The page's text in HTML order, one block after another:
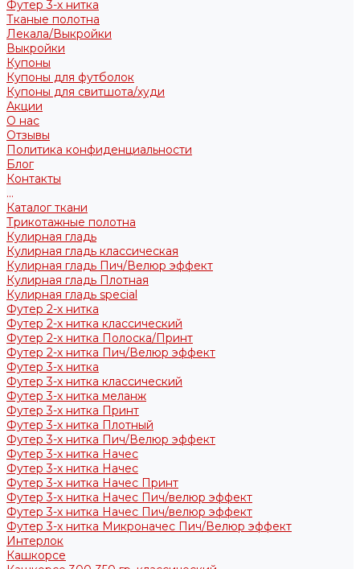
Футер 3-х нитка
Тканые полотна
Лекала/Выкройки
Выкройки
Купоны
Купоны для футболок
Купоны для свитшота/худи
Акции
О нас
Отзывы
Политика конфиденциальности
Блог
Контакты
...
Каталог ткани
Трикотажные полотна
Кулирная гладь
Кулирная гладь классическая
Кулирная гладь Пич/Велюр эффект
Кулирная гладь Плотная
Кулирная гладь special
Футер 2-х нитка
Футер 2-х нитка классический
Футер 2-х нитка Полоска/Принт
Футер 2-х нитка Пич/Велюр эффект
Футер 3-х нитка
Футер 3-х нитка классический
Футер 3-х нитка меланж
Футер 3-х нитка Принт
Футер 3-х нитка Плотный
Футер 3-х нитка Пич/Велюр эффект
Футер 3-х нитка Начес
Футер 3-х нитка Начес
Футер 3-х нитка Начес Принт
Футер 3-х нитка Начес Пич/велюр эффект
Футер 3-х нитка Начес Пич/велюр эффект
Футер 3-х нитка Микроначес Пич/Велюр эффект
Интерлок
Кашкорсе